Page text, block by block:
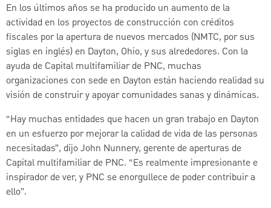
En los últimos años se ha producido un aumento de la
actividad en los proyectos de construcción con créditos
fiscales por la apertura de nuevos mercados (NMTC, por sus
siglas en inglés) en Dayton, Ohio, y sus alrededores. Con la
ayuda de Capital multifamiliar de PNC, muchas
organizaciones con sede en Dayton están haciendo realidad su
visión de construir y apoyar comunidades sanas y dinámicas.
“Hay muchas entidades que hacen un gran trabajo en Dayton
en un esfuerzo por mejorar la calidad de vida de las personas
necesitadas”, dijo John Nunnery, gerente de aperturas de
Capital multifamiliar de PNC. “Es realmente impresionante e
inspirador de ver, y PNC se enorgullece de poder contribuir a
ello”.